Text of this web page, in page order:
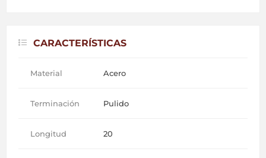
CARACTERÍSTICAS
Material Acero
Terminación Pulido
Longitud 20